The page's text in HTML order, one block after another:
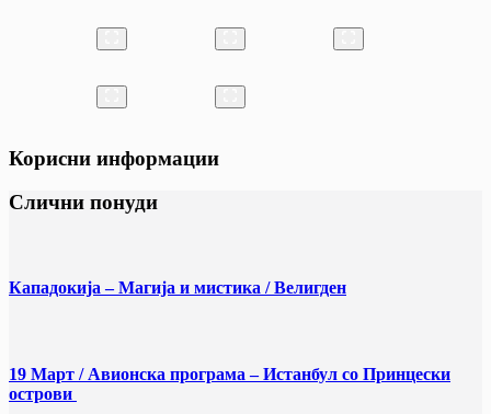
Корисни информации
Слични понуди
Кападокија – Магија и мистика / Велигден
19 Март / Aвионска програма – Истанбул со Принцески
острови